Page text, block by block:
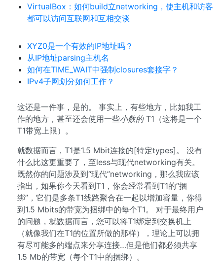
VirtualBox：如何build立networking，使主机和访客
都可以访问互联网和互相交谈
XYZ0是一个有效的IP地址吗？
从IP地址parsing主机名
如何在TIME_WAIT中强制closures套接字？
IPv4子网划分如何工作？
这还是一件事，是的。 事实上，有些地方，比如我工
作的地方，甚至还会使用一些小数的T1（这将是一个
T1带宽上限）。
就数据而言，T1是1.5 Mbit连接的[特定types]。 没有
什么比这更重要了，至less与现代networking有关。
既然你的问题涉及到“现代”networking，那么我应该
指出，如果你今天看到T1，你会经常看到T1的“捆
绑”，它们是多条T1线路聚合在一起以增加容量，你得
到1.5 Mbits的带宽为捆绑中的每个T1。 对于最终用户
的问题，就数据而言，您可以将T1绑定到交换机上
（就像我们在T1的位置所做的那样），理论上可以拥
有尽可能多的端点来分享连接…但是他们都必须共享
1.5 Mb的带宽（每个T1中的捆绑）。